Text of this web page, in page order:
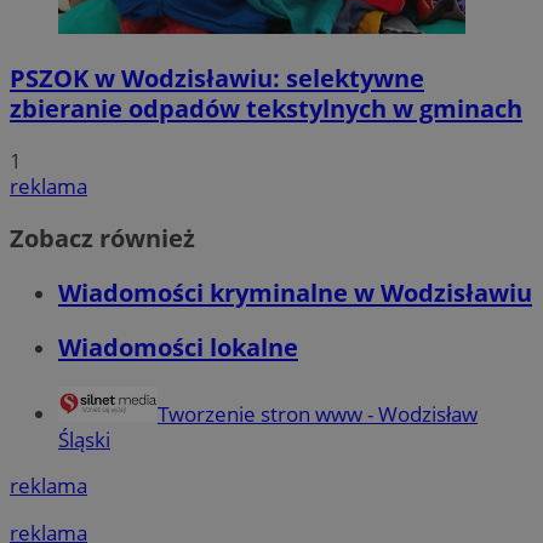
PSZOK w Wodzisławiu: selektywne
zbieranie odpadów tekstylnych w gminach
1
reklama
Zobacz również
Wiadomości kryminalne w Wodzisławiu
Wiadomości lokalne
Tworzenie stron www - Wodzisław
Śląski
reklama
reklama
MvSessID wodzislaw.com.pl 1